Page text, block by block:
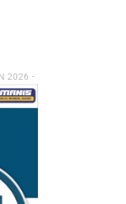
2026 -